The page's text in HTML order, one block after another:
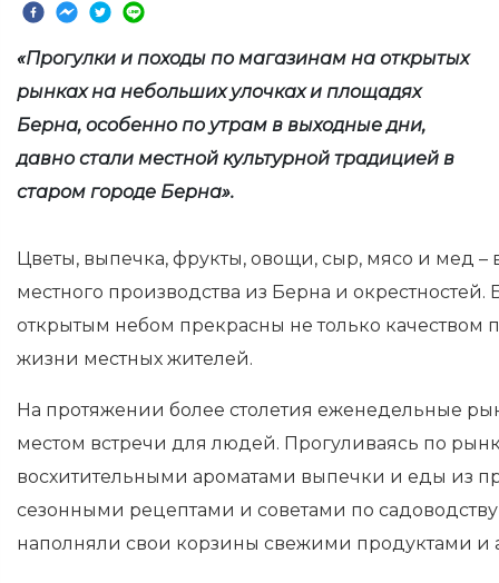
«Прогулки и походы по магазинам на открытых
рынках на небольших улочках и площадях
Берна, особенно по утрам в выходные дни,
давно стали местной культурной традицией в
старом городе Берна».
Цветы, выпечка, фрукты, овощи, сыр, мясо и мед –
местного производства из Берна и
открытым небом прекрасны не только качеством
жизни местных жителей.
На протяжении более столетия еженедельные
местом встречи для людей. Прогуливаясь по
восхитительными ароматами выпечки и еды из
сезонными рецептами и советами по
наполняли свои корзины свежими продуктами и